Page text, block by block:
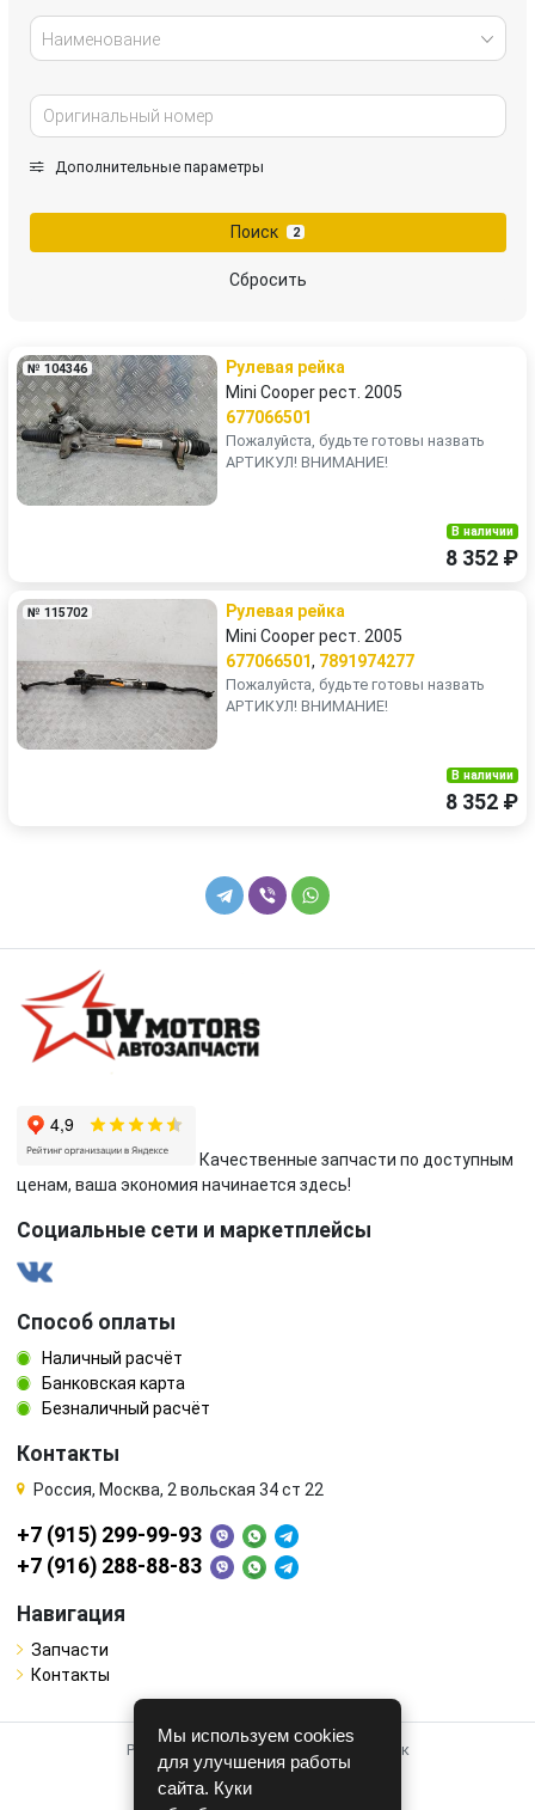
Наименование
Дополнительные параметры
Поиск 2
Сбросить
№ 104346
Рулевая рейка
Mini Cooper рест. 2005
677066501
Пожалуйста, будьте готовы назвать
АРТИКУЛ! ВНИМАНИЕ!
В наличии
8 352 ₽
№ 115702
Рулевая рейка
Mini Cooper рест. 2005
677066501, 7891974277
Пожалуйста, будьте готовы назвать
АРТИКУЛ! ВНИМАНИЕ!
В наличии
8 352 ₽
Качественные запчасти по доступным
ценам, ваша экономия начинается здесь!
Социальные сети и маркетплейсы
Способ оплаты
Наличный расчёт
Банковская карта
Безналичный расчёт
Контакты
Россия, Москва, 2 вольская 34 ст 22
+7 (915) 299-99-93
+7 (916) 288-88-83
Навигация
Запчасти
Контакты
Работает на системе для авторазборок
CARRO.БИЗНЕС
Мы используем cookies
для улучшения работы
сайта. Куки